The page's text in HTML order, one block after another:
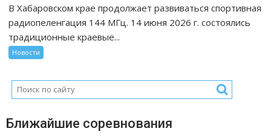
В Хабаровском крае продолжает развиваться спортивная
радиопеленгация 144 МГц. 14 июня 2026 г. состоялись
традиционные краевые...
Новости
Ближайшие соревнования